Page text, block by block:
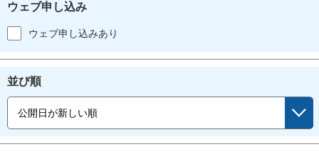
ウェブ申し込み
ウェブ申し込みあり
並び順